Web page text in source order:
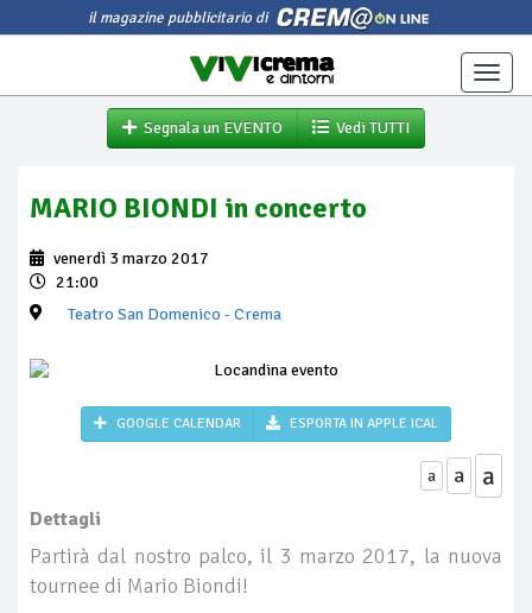
il magazine pubblicitario di
Toggle
Segnala un EVENTO
Vedi TUTTI
MARIO BIONDI in concerto
venerdì 3 marzo 2017
21:00
Teatro San Domenico - Crema
GOOGLE CALENDAR ESPORTA IN APPLE ICAL
a a a
Dettagli
Partirà dal nostro palco, il 3 marzo 2017, la nuova
tournee di Mario Biondi!